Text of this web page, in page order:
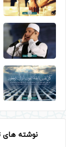
نوشته های